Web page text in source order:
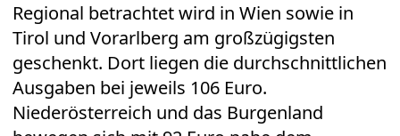
Regional betrachtet wird in Wien sowie in
Tirol und Vorarlberg am großzügigsten
geschenkt. Dort liegen die durchschnittlichen
Ausgaben bei jeweils 106 Euro.
Niederösterreich und das Burgenland